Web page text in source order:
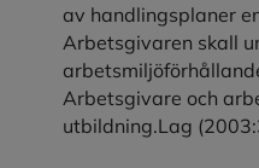
av handlingsplaner
Arbetsgivaren skall
Arbetsgivare och
utbildning.Lag